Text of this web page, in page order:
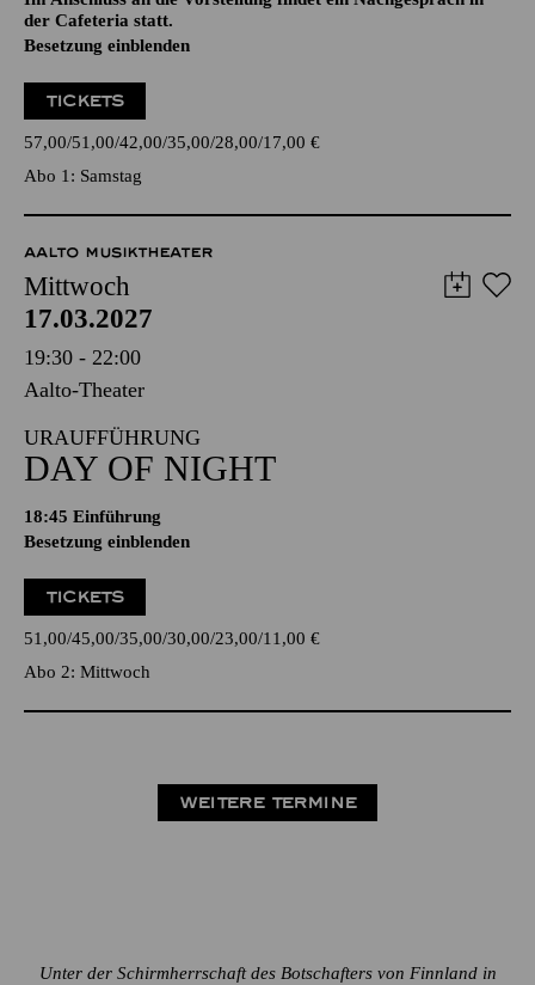
der Cafeteria statt.
Besetzung einblenden
TICKETS
57,00 51,00 42,00 35,00 28,00 17,00 €
Abo 1: Samstag
AALTO MUSIKTHEATER
Mittwoch
17.03.2027
19:30 - 22:00
Aalto-Theater
URAUFFÜHRUNG
DAY OF NIGHT
18:45 Einführung
Besetzung einblenden
TICKETS
51,00 45,00 35,00 30,00 23,00 11,00 €
Abo 2: Mittwoch
WEITERE TERMINE
Unter der Schirmherrschaft des Botschafters von Finnland in